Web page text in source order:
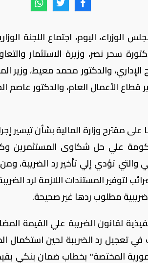
اليوم، اجتماع اللجنة
سحر نصر، وزيرة الاستثمار
الإداري، والدكتور محمد معيط، وزير
الأعمال العام، والدكتور عاصم
على مقترح وزارة المالية بشأن تيسير
علي حل شكاوى المستثمرين
تؤدي إلي تأخير رد الضريبة،
لتوفير المستندات اللازمة لرد
مطلوب ردها غير صحيحة.
ترغب في تعجيل رد الضريبة لحين
المختصة" بخطاب ضمان بنكي